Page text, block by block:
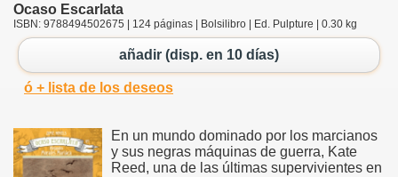
Ocaso Escarlata
ISBN: 9788494502675 | 124 páginas | Bolsilibro | Ed. Pulpture | 0.30 kg
añadir (disp. en 10 días)
ó + lista de los deseos
En un mundo dominado por los marcianos
y sus negras máquinas de guerra, Kate
Reed, una de las últimas supervivientes en